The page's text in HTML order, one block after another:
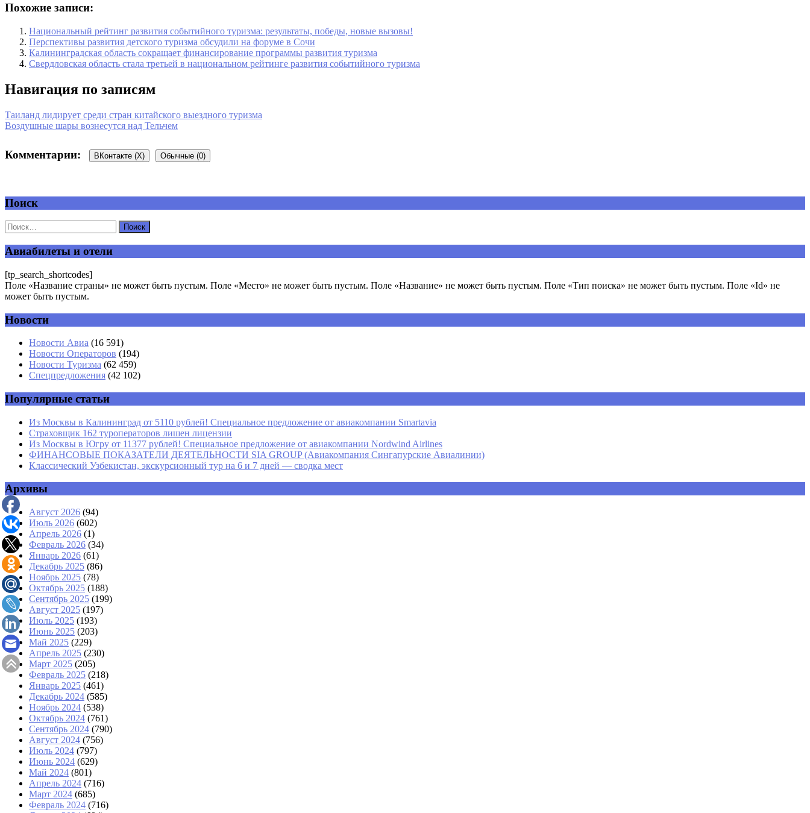
Похожие записи:
Национальный рейтинг развития событийного туризма: результаты, победы, новые вызовы!
Перспективы развития детского туризма обсудили на форуме в Сочи
Калининградская область сокращает финансирование программы развития туризма
Свердловская область стала третьей в национальном рейтинге развития событийного туризма
Навигация по записям
Таиланд лидирует среди стран китайского выездного туризма
Воздушные шары вознесутся над Тельчем
Комментарии: ВКонтакте (X) Обычные (0)
Добавить комментарий
Ваш адрес email не будет опубликован.
Комментарий
Имя *
Email*
Поиск
Авиабилеты и отели
[tp_search_shortcodes]
Поле «Название страны» не может быть пустым. Поле «Место» не может быть пустым. Поле «Название» не может быть пустым. Поле «Тип поиска» не может быть пустым. Поле «Id» не
может быть пустым.
Новости
Новости Авиа (16 591)
Новости Операторов (194)
Новости Туризма (62 459)
Спецпредложения (42 102)
Популярные статьи
Из Москвы в Калининград от 5110 рублей! Специальное предложение от авиакомпании Smartavia
Страховщик 162 туроператоров лишен лицензии
Из Москвы в Югру от 11377 рублей! Специальное предложение от авиакомпании Nordwind Airlines
ФИНАНСОВЫЕ ПОКАЗАТЕЛИ ДЕЯТЕЛЬНОСТИ SIA GROUP (Авиакомпания Сингапурские Авиалинии)
Классический Узбекистан, экскурсионный тур на 6 и 7 дней — сводка мест
Архивы
Август 2026 (94)
Июль 2026 (602)
Апрель 2026 (1)
Февраль 2026 (34)
Январь 2026 (61)
Декабрь 2025 (86)
Ноябрь 2025 (78)
Октябрь 2025 (188)
Сентябрь 2025 (199)
Август 2025 (197)
Июль 2025 (193)
Июнь 2025 (203)
Май 2025 (229)
Апрель 2025 (230)
Март 2025 (205)
Февраль 2025 (218)
Январь 2025 (461)
Декабрь 2024 (585)
Ноябрь 2024 (538)
Октябрь 2024 (761)
Сентябрь 2024 (790)
Август 2024 (756)
Июль 2024 (797)
Июнь 2024 (629)
Май 2024 (801)
Апрель 2024 (716)
Март 2024 (685)
Февраль 2024 (716)